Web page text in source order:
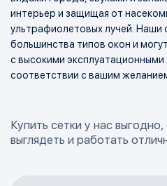
интерьер и защищая от
ультрафиолетовых лучей. Наши
большинства типов окон и
с высокими эксплуатационными
соответствии с вашим
Купить сетки у нас
выглядеть и работать